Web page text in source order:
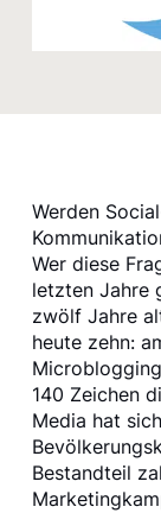
Werden
Wer diese
letzten Jahre
zwölf Jahre
heute zehn:
140 Zeichen
Media hat
Bestandteil